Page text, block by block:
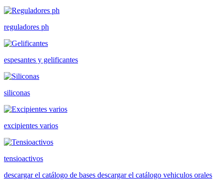
reguladores ph
espesantes y gelificantes
siliconas
excipientes varios
tensioactivos
descargar el catálogo de bases descargar el catálogo vehiculos orales